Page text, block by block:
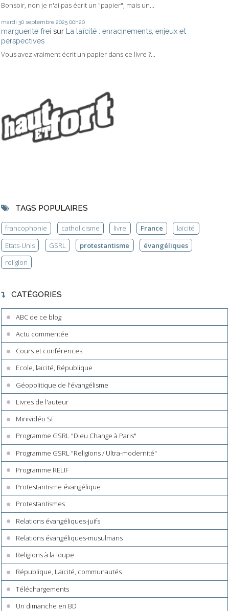
Bonsoir, non je n'ai pas écrit un "papier", mais un...
mardi 30 septembre 2025 00h20
marguerite frei sur La laïcité : enracinements, enjeux et
perspectives
Vous avez vraiment écrit un papier dans ce livre ?...
TAGS POPULAIRES
francophonie catholicisme livre France
laïcité
Etats-Unis
GSRL protestantisme
évangéliques
religion
CATÉGORIES
ABC de ce blog
Actu commentée
Cours et conférences
Ecole, laïcité, République
Géopolitique de l'évangélisme
Livres de l'auteur
Minividéo SF
Programme GSRL "Dieu Change à Paris"
Programme GSRL "Religions / Ultra-modernité"
Programme RELIF
Protestantisme évangélique
Protestantismes
Relations évangéliques-juifs
Relations évangéliques-musulmans
Religions à la loupe
République, Laïcité, communautés
Téléchargements
Un dimanche en BD